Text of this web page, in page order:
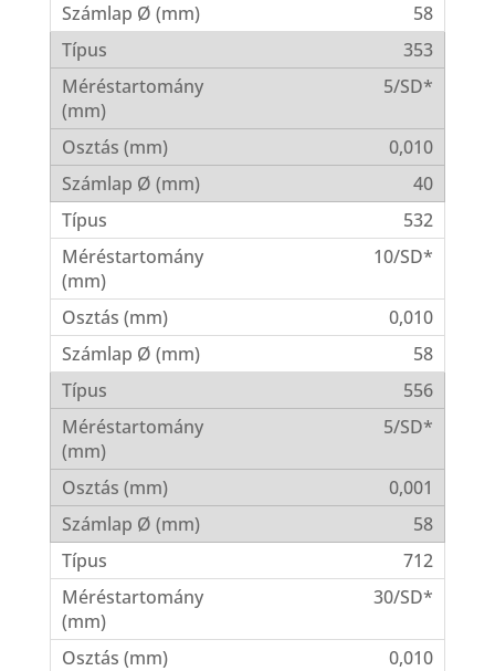
58
353
5/SD*
0,010
40
532
10/SD*
0,010
58
556
5/SD*
0,001
58
712
30/SD*
0,010